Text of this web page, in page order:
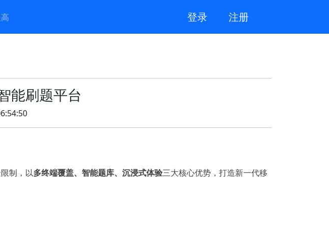
登录 注册
能刷题平台
制，以多终端覆盖、智能题库、沉浸式体验三大核心优势，打造新一代移